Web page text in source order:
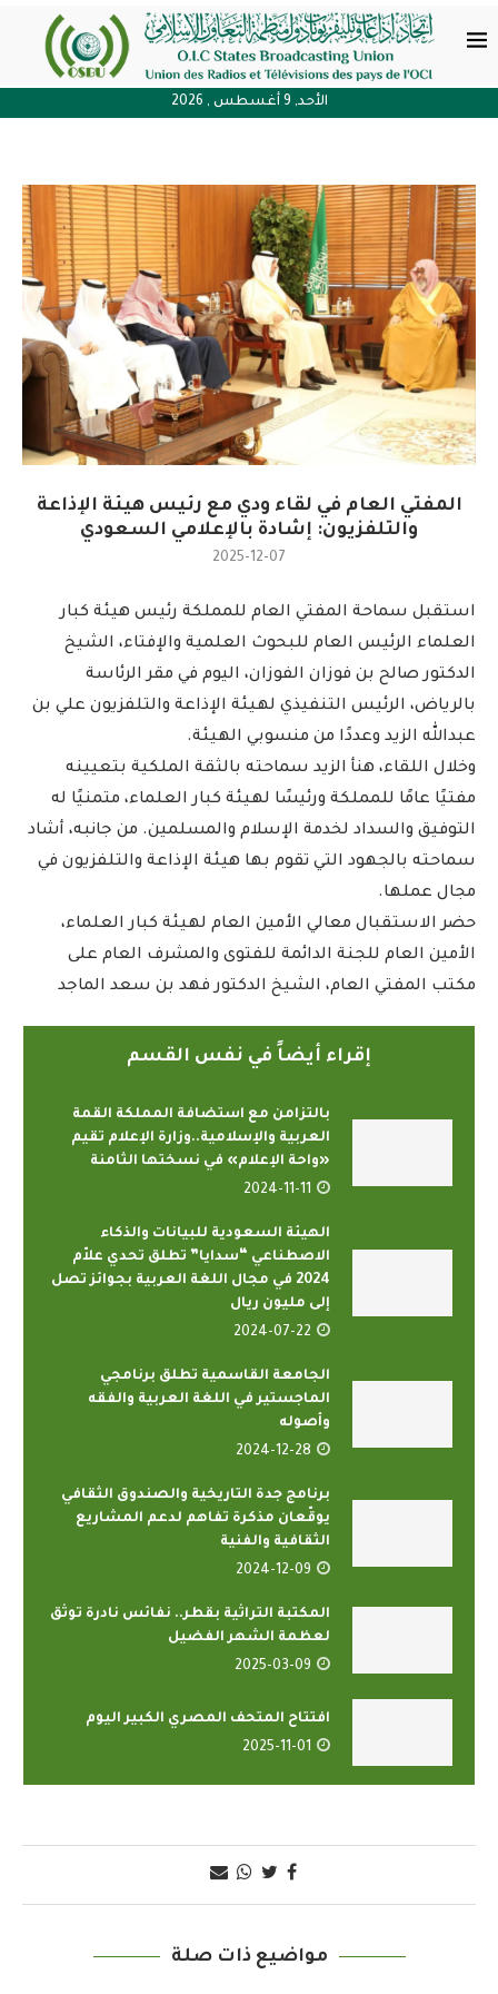
الأحد, 9 أغسطس , 2026
المفتي العام في لقاء ودي مع رئيس هيئة الإذاعة
والتلفزيون: إشادة بالإعلامي السعودي
2025-12-07
استقبل سماحة المفتي العام للمملكة رئيس هيئة كبار
العلماء الرئيس العام للبحوث العلمية والإفتاء، الشيخ
الدكتور صالح بن فوزان الفوزان، اليوم في مقر الرئاسة
بالرياض، الرئيس التنفيذي لهيئة الإذاعة والتلفزيون علي بن
عبدالله الزيد وعددًا من منسوبي الهيئة.
وخلال اللقاء، هنأ الزيد سماحته بالثقة الملكية بتعيينه
مفتيًا عامًا للمملكة ورئيسًا لهيئة كبار العلماء، متمنيًا له
التوفيق والسداد لخدمة الإسلام والمسلمين. من جانبه، أشاد
سماحته بالجهود التي تقوم بها هيئة الإذاعة والتلفزيون في
مجال عملها.
حضر الاستقبال معالي الأمين العام لهيئة كبار العلماء،
الأمين العام للجنة الدائمة للفتوى والمشرف العام على
مكتب المفتي العام، الشيخ الدكتور فهد بن سعد الماجد
إقراء أيضاً في نفس القسم
بالتزامن مع استضافة المملكة القمة
العربية والإسلامية..وزارة الإعلام تقيم
«واحة الإعلام» في نسختها الثامنة
2024-11-11
الهيئة السعودية للبيانات والذكاء
الاصطناعي “سدايا” تطلق تحدي علاّم
2024 في مجال اللغة العربية بجوائز تصل
إلى مليون ريال
2024-07-22
الجامعة القاسمية تطلق برنامجي
الماجستير في اللغة العربية والفقه
وأصوله
2024-12-28
برنامج جدة التاريخية والصندوق الثقافي
يوقّعان مذكرة تفاهم لدعم المشاريع
الثقافية والفنية
2024-12-09
المكتبة التراثية بقطر.. نفائس نادرة توثق
لعظمة الشهر الفضيل
2025-03-09
افتتاح المتحف المصري الكبير اليوم
2025-11-01
مواضيع ذات صلة